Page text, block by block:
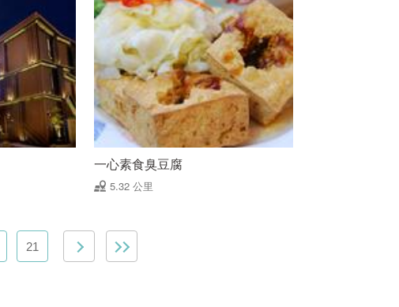
一心素食臭豆腐
5.32 公里
21